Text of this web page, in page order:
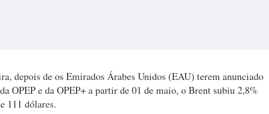
depois de os Emirados Árabes Unidos (EAU) terem anunciado
OPEP e da OPEP+ a partir de 01 de maio, o Brent subiu 2,8%
111 dólares.